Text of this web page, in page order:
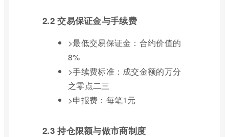
2.2 交易保证金与手续费
>最低交易保证金：合约价值的
8%
>手续费标准：成交金额的万分
之零点二三
>申报费：每笔1元
2.3 持仓限额与做市商制度